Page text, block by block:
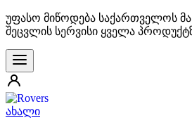
უფასო მიწოდება საქართველოს
შეცვლის სერვისი ყველა
ახალი